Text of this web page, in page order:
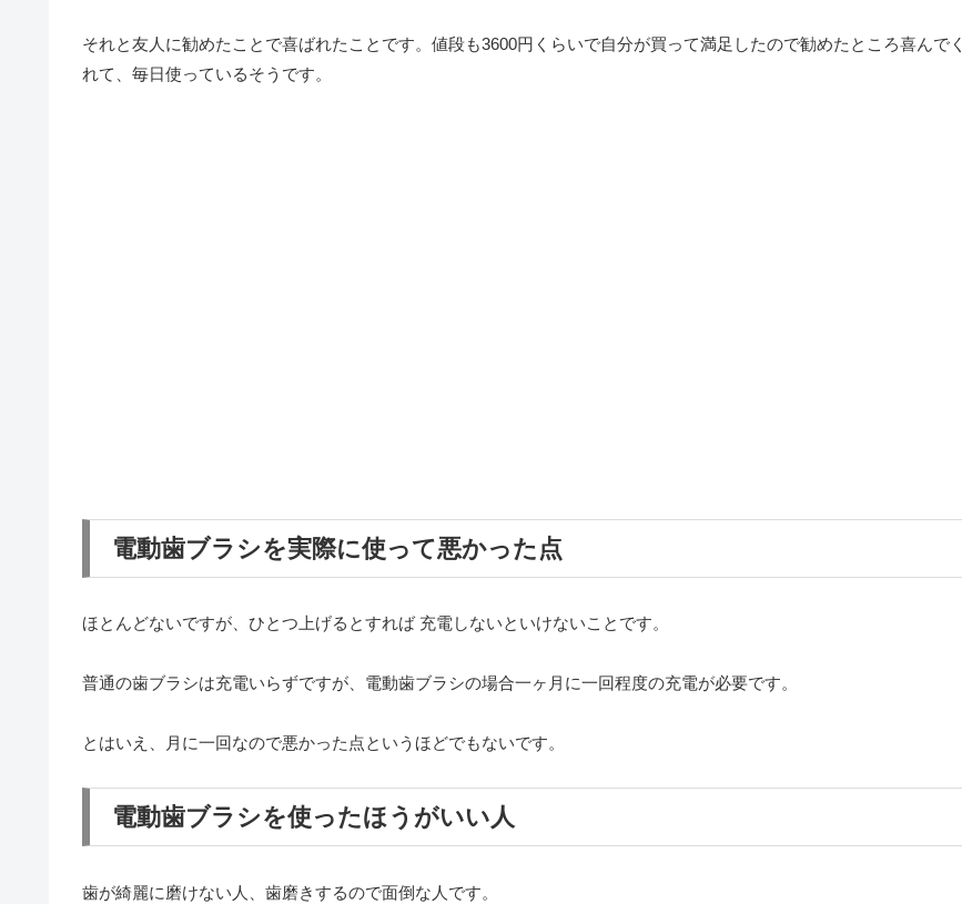
それと友人に勧めたことで喜ばれたことです。値段も3600円くらいで自分が買って満足したので勧めたところ喜んでく
れて、毎日使っているそうです。
電動歯ブラシを実際に使って悪かった点
ほとんどないですが、ひとつ上げるとすれば 充電しないといけないことです。
普通の歯ブラシは充電いらずですが、電動歯ブラシの場合一ヶ月に一回程度の充電が必要です。
とはいえ、月に一回なので悪かった点というほどでもないです。
電動歯ブラシを使ったほうがいい人
歯が綺麗に磨けない人、歯磨きするので面倒な人です。